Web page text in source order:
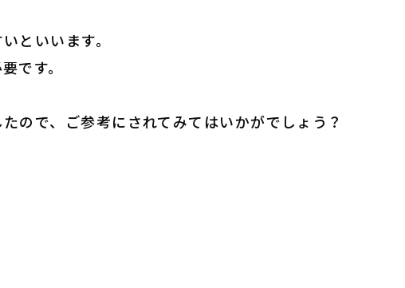
といいます。
です。
ので、ご参考にされてみてはいかがでしょう？